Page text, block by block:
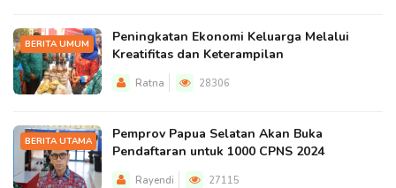
BERITA UMUM
Peningkatan Ekonomi Keluarga Melalui
Kreatifitas dan Keterampilan
Ratna 28306
BERITA UTAMA
Pemprov Papua Selatan Akan Buka
Pendaftaran untuk 1000 CPNS 2024
Rayendi 27115